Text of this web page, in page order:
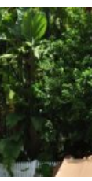
for...